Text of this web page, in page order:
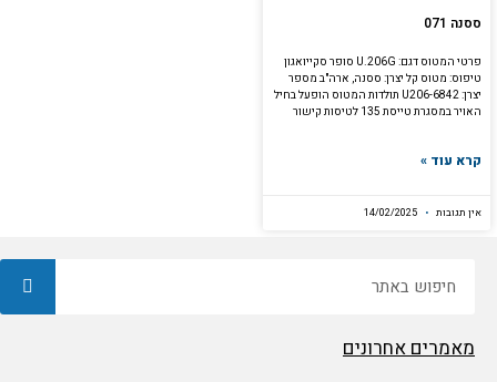
ססנה 071
פרטי המטוס דגם: U.206G סופר סקייואגון
טיפוס: מטוס קל יצרן: ססנה, ארה"ב מספר
יצרן: U206-6842 תולדות המטוס הופעל בחיל
האויר במסגרת טייסת 135 לטיסות קישור
קרא עוד »
אין תגובות
מאמרים אחרונים